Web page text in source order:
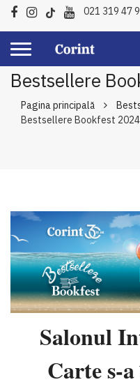
021 319 47
Bestsellere
Pagina principală
Bestsellere Bookfest 2024
Salonul
Carte s-